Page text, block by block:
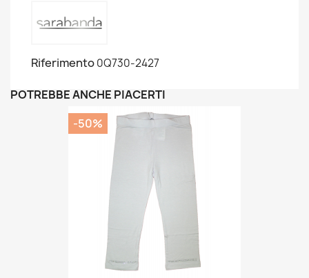
Riferimento0Q730-2427
POTREBBE ANCHE PIACERTI
-50%